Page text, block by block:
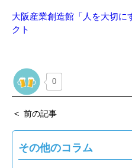
大阪産業創造館「人を大切に
クト
0
＜ 前の記事
その他のコラム